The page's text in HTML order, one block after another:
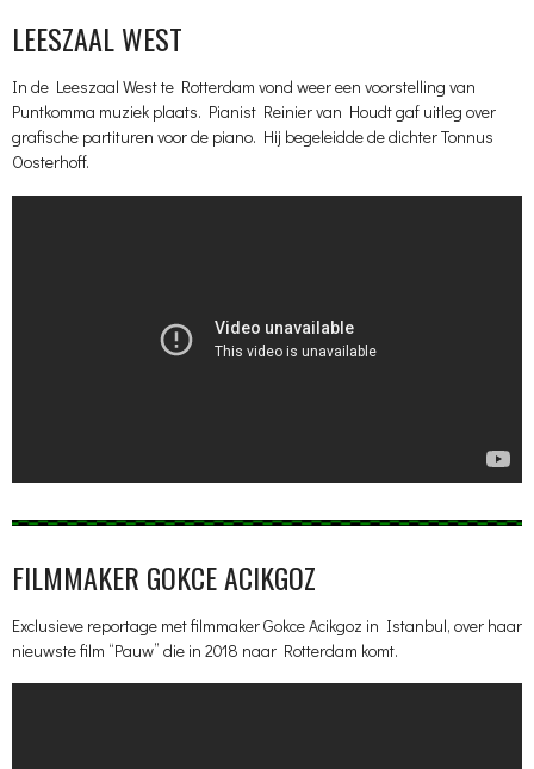
LEESZAAL WEST
In de Leeszaal West te Rotterdam vond weer een voorstelling van
Puntkomma muziek plaats. Pianist Reinier van Houdt gaf uitleg over
grafische partituren voor de piano. Hij begeleidde de dichter Tonnus
Oosterhoff.
FILMMAKER GOKCE ACIKGOZ
Exclusieve reportage met filmmaker Gokce Acikgoz in Istanbul, over haar
nieuwste film “Pauw” die in 2018 naar Rotterdam komt.